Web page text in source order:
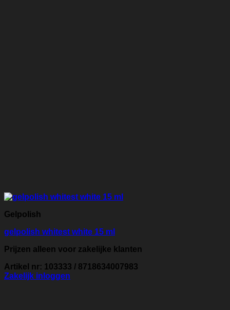
Gelpolish
gelpolish whitest white 15 ml
Prijzen alleen voor zakelijke klanten
Artikel nr: 103333 / 8718634007983
Zakelijk inloggen